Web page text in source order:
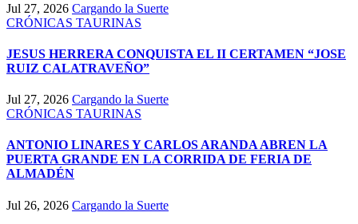
Jul 27, 2026 Cargando la Suerte
CRÓNICAS TAURINAS
JESUS HERRERA CONQUISTA EL II CERTAMEN “JOSE
RUIZ CALATRAVEÑO”
Jul 27, 2026 Cargando la Suerte
CRÓNICAS TAURINAS
ANTONIO LINARES Y CARLOS ARANDA ABREN LA
PUERTA GRANDE EN LA CORRIDA DE FERIA DE
ALMADÉN
Jul 26, 2026 Cargando la Suerte